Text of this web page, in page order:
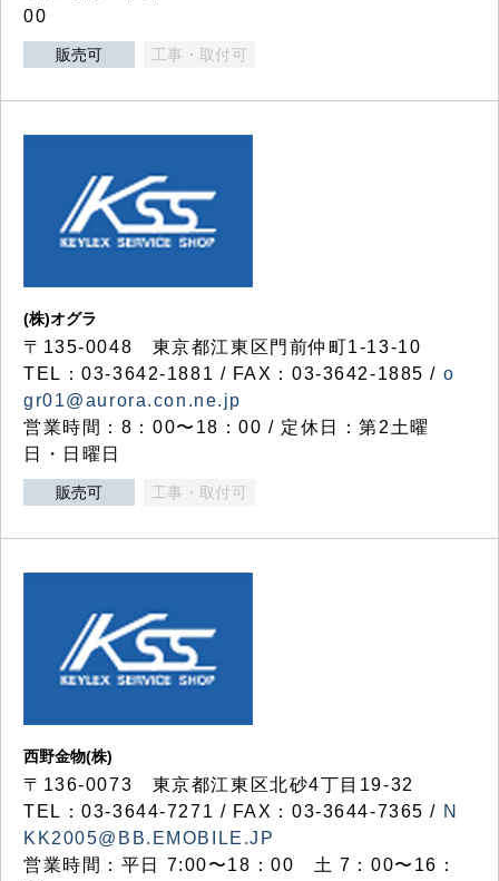
00
販売可 工事・取付可
(株)オグラ
〒135-0048 東京都江東区門前仲町1-13-10
TEL：03-3642-1881 / FAX：03-3642-1885 / o
gr01@aurora.con.ne.jp
営業時間：8：00〜18：00 / 定休日：第2土曜
日・日曜日
販売可 工事・取付可
西野金物(株)
〒136-0073 東京都江東区北砂4丁目19-32
TEL：03‐3644‐7271 / FAX：03-3644-7365 / N
KK2005@BB.EMOBILE.JP
営業時間：平日 7:00〜18：00 土 7：00〜16：